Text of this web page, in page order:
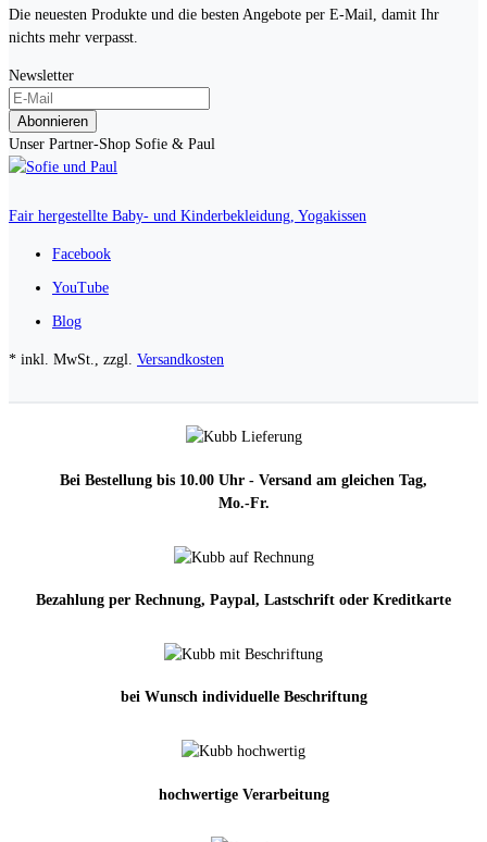
Die neuesten Produkte und die besten Angebote per E-Mail, damit Ihr
nichts mehr verpasst.
Newsletter
Abonnieren
Unser Partner-Shop Sofie & Paul
Fair hergestellte Baby- und Kinderbekleidung, Yogakissen
Facebook
YouTube
Blog
* inkl. MwSt., zzgl. Versandkosten
Bei Bestellung bis 10.00 Uhr - Versand am gleichen Tag,
Mo.-Fr.
Bezahlung per Rechnung, Paypal, Lastschrift oder Kreditkarte
bei Wunsch individuelle Beschriftung
hochwertige Verarbeitung